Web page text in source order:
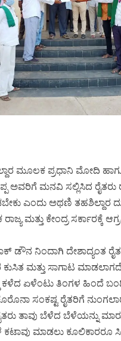
ಮೂಲಕ ಪ್ರಧಾನಿ ಮೋದಿ
ಅವರಿಗೆ ಮನವಿ ಸಲ್ಲಿಸಿದ ರೈತರು
ಎಂದು ಅಥಣಿ ತಹಶಿಲ್ದಾರ
ಮತ್ತು ಕೇಂದ್ರ ಸರ್ಕಾರಕ್ಕೆ
ಡೌನ ನಿಂದಾಗಿ ದೇಶಾದ್ಯಂತ
ಕುಸಿತ ಮತ್ತು ಸಾಗಾಟ
ಏಳೆಂಟು ತಿಂಗಳ ಹಿಂದೆ
ಸಂಕಷ್ಟ ರೈತರಿಗೆ
ತಾವು ಬೆಳೆದ ಬೆಳೆಯನ್ನು
ಕಟಾವು ಮಾಡಲು ಕೂಲಿಕಾರರೂ